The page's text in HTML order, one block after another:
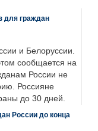
для граждан
и Белоруссии.
сообщается на
России не
Россияне
до 30 дней.
России до конца